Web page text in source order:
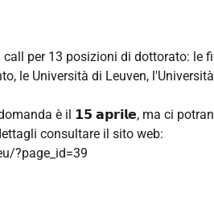
call per 13 posizioni di dottorato: le
le Università di Leuven,
è il 𝟭𝟱 𝗮𝗽𝗿𝗶𝗹𝗲, ma ci
consultare il sito web:
?page_id=39